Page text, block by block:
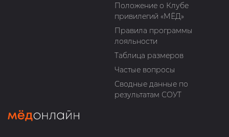
Положение о Клубе
привилегий «МЁД»
Правила программы
лояльности
Таблица размеров
Частые вопросы
Сводные данные по
результатам СОУТ